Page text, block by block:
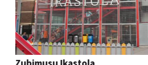
Previous